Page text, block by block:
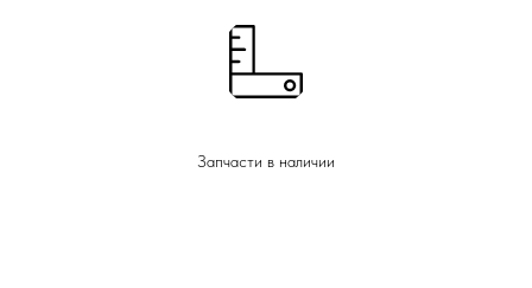
Запчасти в наличии